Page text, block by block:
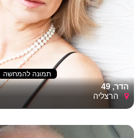
תמונה להמחשה
הדר, 49
הרצליה